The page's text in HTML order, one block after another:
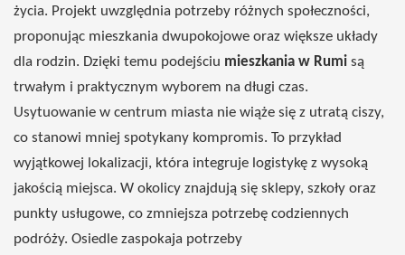
życia. Projekt uwzględnia potrzeby różnych społeczności,
proponując mieszkania dwupokojowe oraz większe układy
dla rodzin. Dzięki temu podejściu mieszkania w Rumi są
trwałym i praktycznym wyborem na długi czas.
Usytuowanie w centrum miasta nie wiąże się z utratą ciszy,
co stanowi mniej spotykany kompromis. To przykład
wyjątkowej lokalizacji, która integruje logistykę z wysoką
jakością miejsca. W okolicy znajdują się sklepy, szkoły oraz
punkty usługowe, co zmniejsza potrzebę codziennych
podróży. Osiedle zaspokaja potrzeby